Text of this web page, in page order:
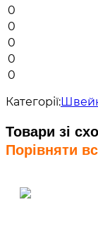
0
0
0
0
0
Категорії:
Товари зі
Порівняти